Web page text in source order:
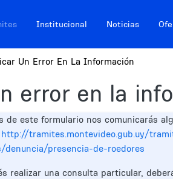
sitiosInstitucional Noticias
Un Error En La Información
error en la
de este formulario nos comunicarás
http://tramites.montevideo.gub.uy/
denuncia/presencia-de-roedores
realizar una consulta particular,